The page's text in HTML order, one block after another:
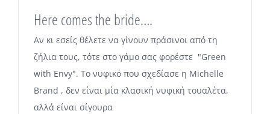
Here comes the bride….
Αν κι εσείς θέλετε να γίνουν πράσινοι από τη
ζήλια τους, τότε στο γάμο σας φορέστε "Green
with Envy". Το νυφικό που σχεδίασε η Michelle
Brand , δεν είναι μία κλασική νυφική τουαλέτα,
αλλά είναι σίγουρα